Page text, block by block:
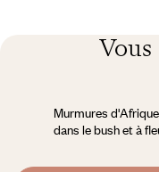
Vous
Murmures
dans le bush et à